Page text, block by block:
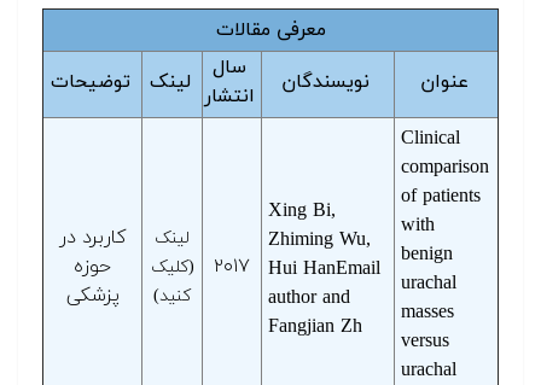
معرفی مقالات
عنوان
نویسندگان
سال
انتشار
لینک توضیحات
Clinical
comparison
of patients
with
benign
urachal
masses
versus
urachal
Xing Bi,
Zhiming Wu,
Hui HanEmail
author and
Fangjian Zh
۲۰۱۷
لینک
(کلیک
کنید)
کاربرد در
حوزه
پزشکی